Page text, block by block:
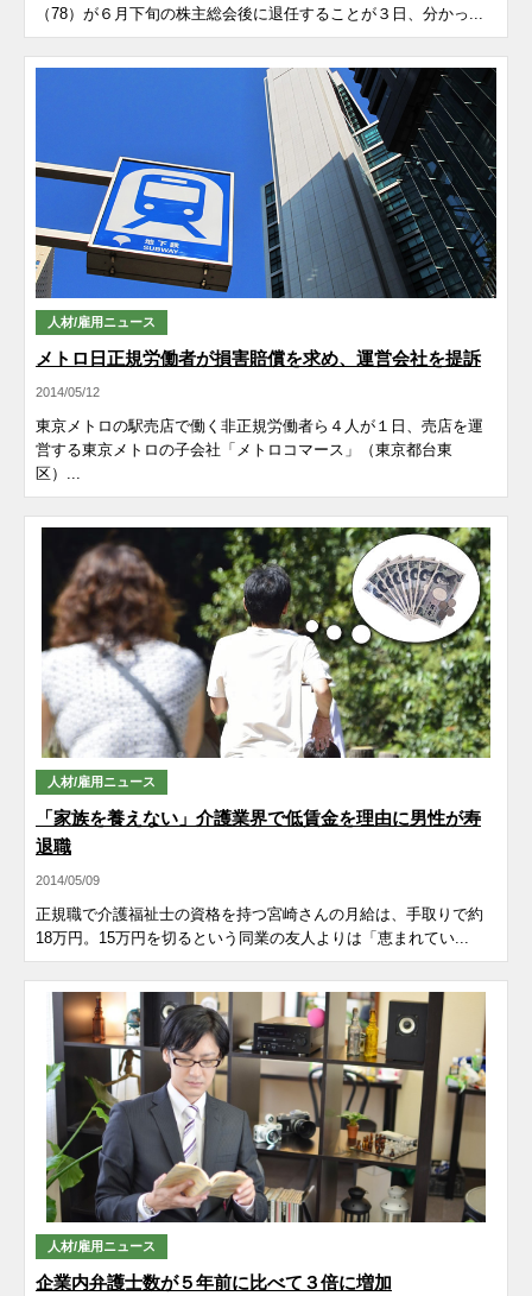
（78）が６月下旬の株主総会後に退任することが３日、分かっ...
人材/雇用ニュース
メトロ日正規労働者が損害賠償を求め、運営会社を提訴
2014/05/12
東京メトロの駅売店で働く非正規労働者ら４人が１日、売店を運
営する東京メトロの子会社「メトロコマース」（東京都台東
区）...
人材/雇用ニュース
「家族を養えない」介護業界で低賃金を理由に男性が寿
退職
2014/05/09
正規職で介護福祉士の資格を持つ宮崎さんの月給は、手取りで約
18万円。15万円を切るという同業の友人よりは「恵まれてい...
人材/雇用ニュース
企業内弁護士数が５年前に比べて３倍に増加